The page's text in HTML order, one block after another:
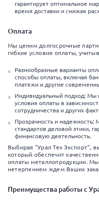
гарантирует оптимальное
время доставки и снижая
Оплата
Мы ценим долгосрочные
гибкие условия оплаты,
Разнообразные варианты
способы оплаты, включая
платежи и другие
Индивидуальный подход: Мы
условия оплаты в
сотрудничества и других
Прозрачность и
стандартов деловой этики,
финансовую деятельность.
Выбирая "Урал Тех Экспорт",
который обеспечит
оплаты металлопродукции. Мы
нетерпением ждем Ваших
Преимущества работы с